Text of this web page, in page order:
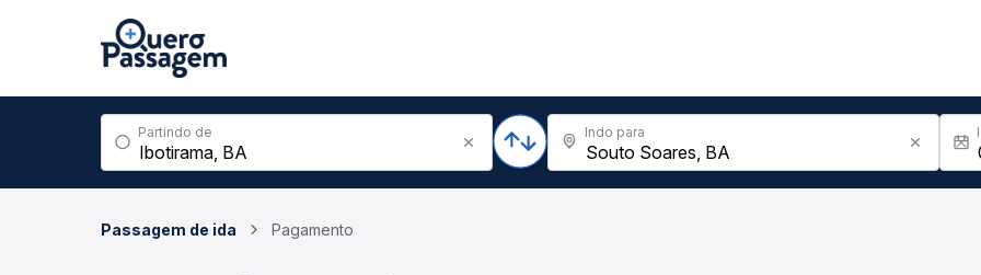
Partindo de Indo para
Passagem de ida Pagamento